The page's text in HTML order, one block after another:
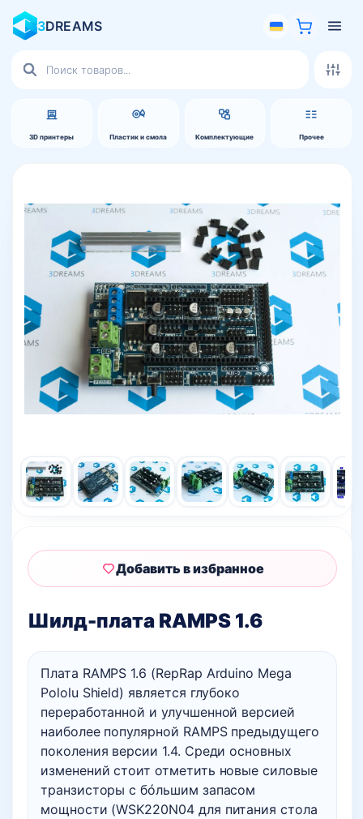
3DREAMS
3D принтеры Пластик и смола Комплектующие Прочее
товаров
Шилд-плата RAMPS 1.6
Плата RAMPS 1.6 (RepRap Arduino Mega
Pololu Shield) является глубоко
переработанной и улучшенной версией
наиболее популярной RAMPS предыдущего
поколения версии 1.4. Среди основных
изменений стоит отметить новые силовые
транзисторы с бóльшим запасом
мощности (WSK220N04 для питания стола
Добавить в избранное